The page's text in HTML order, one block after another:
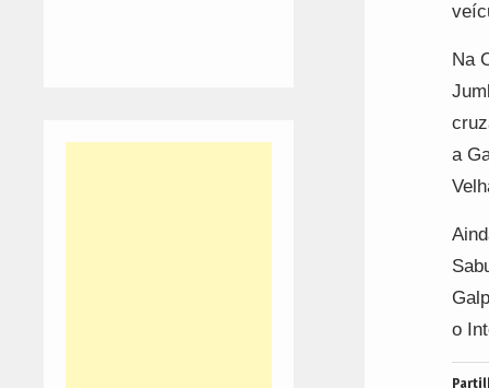
Na
a
o